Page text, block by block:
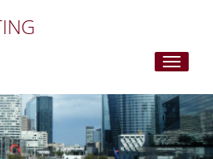
Toggle